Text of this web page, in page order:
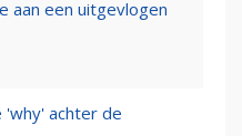
aan een uitgevlogen
'why' achter de